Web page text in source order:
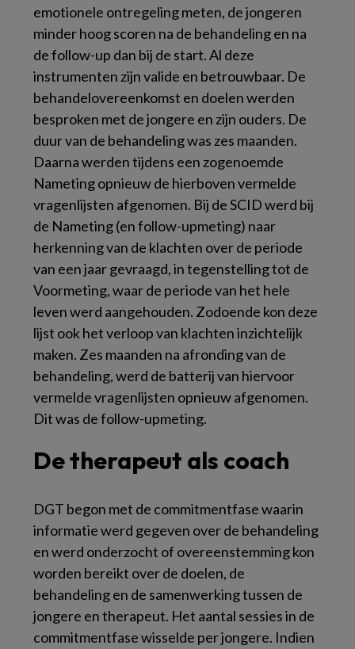
emotionele ontregeling meten, de jongeren
minder hoog scoren na de behandeling en na
de follow-up dan bij de start. Al deze
instrumenten zijn valide en betrouwbaar. De
behandelovereenkomst en doelen werden
besproken met de jongere en zijn ouders. De
duur van de behandeling was zes maanden.
Daarna werden tijdens een zogenoemde
Nameting opnieuw de hierboven vermelde
vragenlijsten afgenomen. Bij de SCID werd bij
de Nameting (en follow-upmeting) naar
herkenning van de klachten over de periode
van een jaar gevraagd, in tegenstelling tot de
Voormeting, waar de periode van het hele
leven werd aangehouden. Zodoende kon deze
lijst ook het verloop van klachten inzichtelijk
maken. Zes maanden na afronding van de
behandeling, werd de batterij van hiervoor
vermelde vragenlijsten opnieuw afgenomen.
Dit was de follow-upmeting.
De therapeut als coach
DGT begon met de commitmentfase waarin
informatie werd gegeven over de behandeling
en werd onderzocht of overeenstemming kon
worden bereikt over de doelen, de
behandeling en de samenwerking tussen de
jongere en therapeut. Het aantal sessies in de
commitmentfase wisselde per jongere. Indien